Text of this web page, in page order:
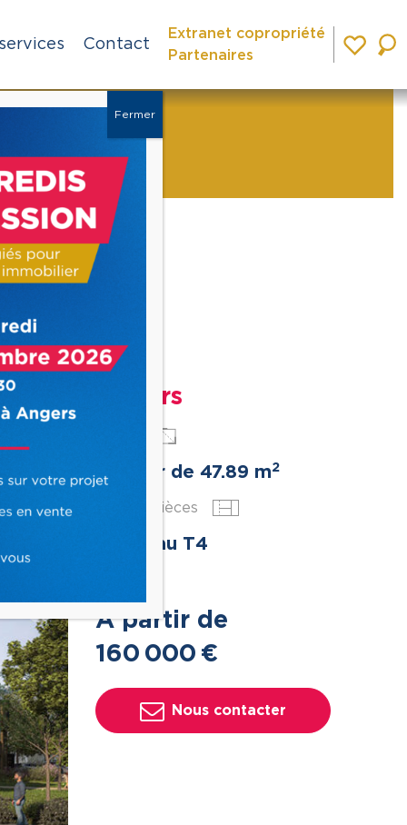
Contact
Extranet copropriété
Partenaires
Suivant
Ville
Angers
À partir de 47.89 m2
Nbr de pièces
Du T2 au T4
À partir de
160 000 €
Nous contacter
Fermer